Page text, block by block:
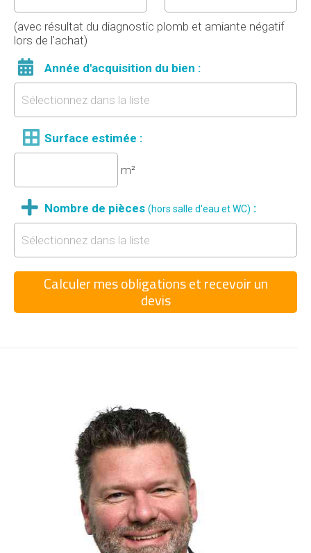
(avec résultat du diagnostic plomb et amiante négatif
lors de l'achat)
Année d'acquisition du bien :
Surface estimée :
m²
Nombre de pièces (hors salle d'eau et WC) :
Calculer mes obligations et recevoir un
devis